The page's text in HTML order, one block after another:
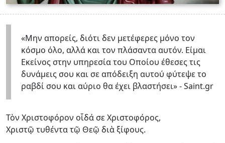
«Μην απορείς, διότι δεν μετέφερες μόνο τον
κόσμο όλο, αλλά και τον πλάσαντα αυτόν. Είμαι
Εκείνος στην υπηρεσία του Οποίου έθεσες τις
δυνάμεις σου και σε απόδειξη αυτού φύτεψε το
ραβδί σου και αύριο θα έχει βλαστήσει» - Saint.gr
Τὸν Χριστοφόρον οἶδά σε Χριστοφόρος,
Χριστῷ τυθέντα τῷ Θεῷ διὰ ξίφους.